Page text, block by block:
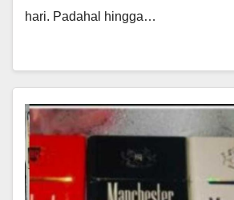
hari. Padahal hingga…